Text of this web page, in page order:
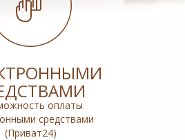
оплаты
средствами
(Приват24)